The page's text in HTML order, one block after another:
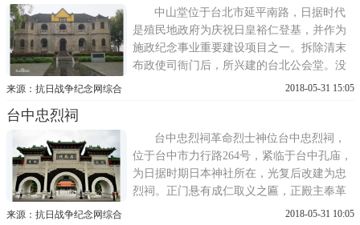
经过要图第二次东征进展经过要图第一次东
征馆内一角馆内一角1陈克勤士官抗战期...
中山堂位于台北市延平南路，日据时代
是殖民地政府为庆祝日皇裕仁登基，并作为
施政纪念事业重要建设项目之一。拆除清末
布政使司衙门后，所兴建的台北公会堂。没
想到，这个要被日本人当成施政印记的建筑
11月23日正式动工，1936年完工，由当时的
总督府技师井上熏设计，除了建筑...
来源：抗日战争纪念网综合 2018-05-31 15:05
台中忠烈祠
台中忠烈祠革命烈士神位台中忠烈祠，
位于台中市力行路264号，紧临于台中孔庙，
为日据时期日本神社所在，光复后改建为忠
烈祠。正门悬有成仁取义之匾，正殿主奉革
命烈士神位，殿旁绿树高耸，右侧植有兰花
来源：抗日战争纪念网综合 2018-05-31 10:05